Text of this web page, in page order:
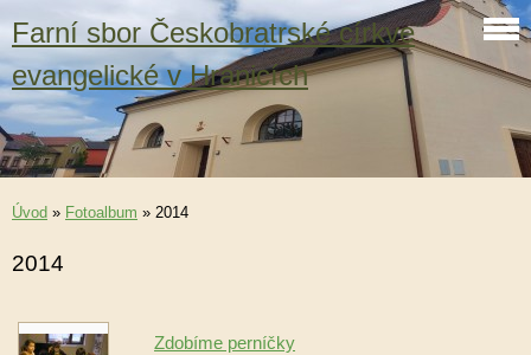
Farní sbor Českobratrské církve
evangelické v Hranicích
Úvod » Fotoalbum » 2014
2014
Zdobíme perníčky